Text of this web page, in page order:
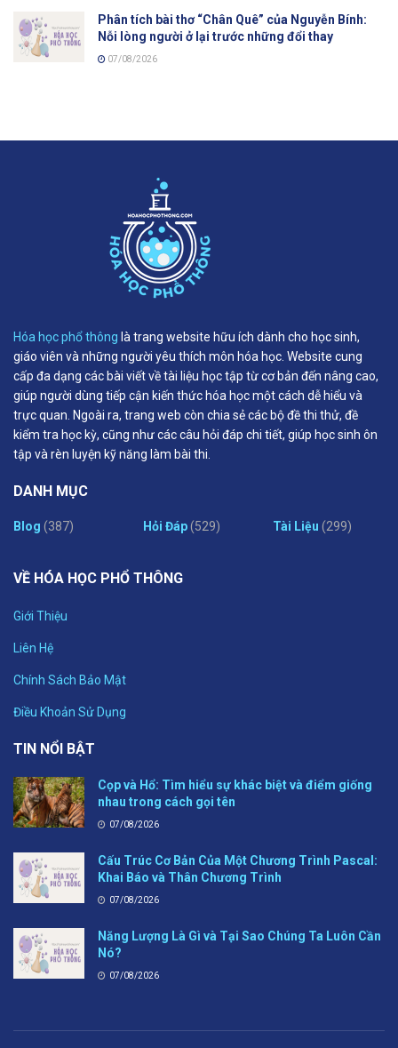
Phân tích bài thơ “Chân Quê” của Nguyễn Bính:
Nỗi lòng người ở lại trước những đổi thay
07/08/2026
Hóa học phổ thông là trang website hữu ích dành cho học sinh,
giáo viên và những người yêu thích môn hóa học. Website cung
cấp đa dạng các bài viết về tài liệu học tập từ cơ bản đến nâng cao,
giúp người dùng tiếp cận kiến thức hóa học một cách dễ hiểu và
trực quan. Ngoài ra, trang web còn chia sẻ các bộ đề thi thử, đề
kiểm tra học kỳ, cũng như các câu hỏi đáp chi tiết, giúp học sinh ôn
tập và rèn luyện kỹ năng làm bài thi.
DANH MỤC
Blog (387) Hỏi Đáp(529) Tài Liệu (299)
VỀ HÓA HỌC PHỔ THÔNG
Giới Thiệu
Liên Hệ
Chính Sách Bảo Mật
Điều Khoản Sử Dụng
TIN NỔI BẬT
Cọp và Hổ: Tìm hiểu sự khác biệt và điểm giống
nhau trong cách gọi tên
07/08/2026
Cấu Trúc Cơ Bản Của Một Chương Trình Pascal:
Khai Báo và Thân Chương Trình
07/08/2026
Năng Lượng Là Gì và Tại Sao Chúng Ta Luôn Cần
Nó?
07/08/2026